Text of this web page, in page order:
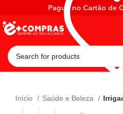
Pague no Cartão de
Início Saúde e Beleza